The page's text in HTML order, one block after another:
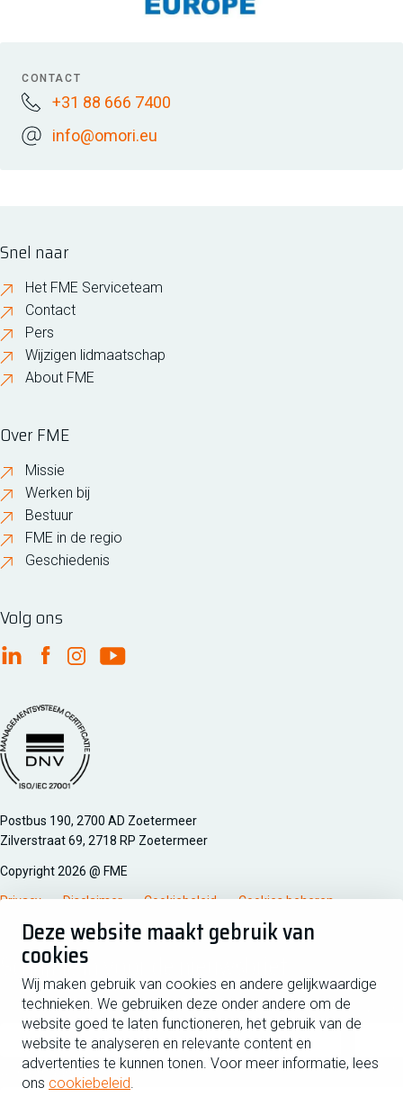
Deze website maakt gebruik van
cookies
Wij maken gebruik van cookies en andere gelijkwaardige
technieken. We gebruiken deze onder andere om de
website goed te laten functioneren, het gebruik van de
website te analyseren en relevante content en
advertenties te kunnen tonen. Voor meer informatie, lees
ons cookiebeleid.
CONTACT
+31 88 666 7400
info@omori.eu
Snel naar
Het FME Serviceteam
Contact
Pers
Wijzigen lidmaatschap
About FME
Over FME
Missie
Werken bij
Bestuur
FME in de regio
Geschiedenis
Volg ons
FME Linkedin
FME Facebook
FME Instagram
FME Youtube
Managementsyteem certificatie DNV iso/iec 27001
Postbus 190, 2700 AD Zoetermeer
Zilverstraat 69, 2718 RP Zoetermeer
Copyright 2026 @ FME
Privacy Disclaimer Cookiebeleid Cookies beheren
Schrijf je in voor de nieuwsbrief
Voornaam
Achternaam